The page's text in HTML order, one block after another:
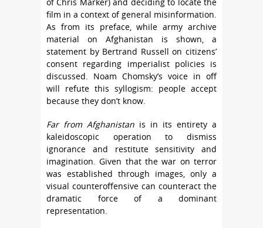
film in a context of general misinformation.
As from its preface, while army archive
material on Afghanistan is shown, a
statement by Bertrand Russell on citizens’
consent regarding imperialist policies is
discussed. Noam Chomsky’s voice in off
will refute this syllogism: people accept
because they don’t know.
Far from Afghanistan is in its entirety a
kaleidoscopic operation to dismiss
ignorance and restitute sensitivity and
imagination. Given that the war on terror
was established through images, only a
visual counteroffensive can counteract the
dramatic force of a dominant
representation.